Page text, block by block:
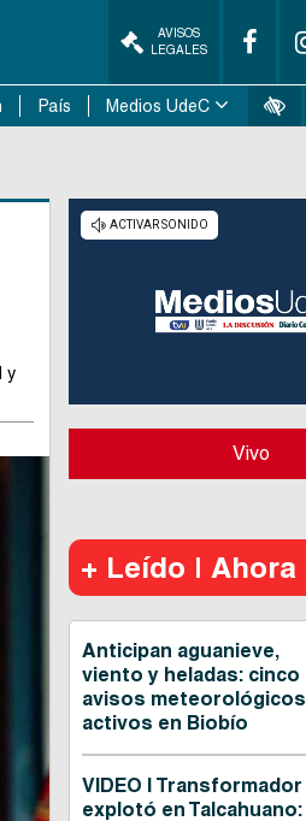
AVISOS
LEGALES
País Medios UdeC
y
Vivo
+ Leído | Ahora
Anticipan aguanieve,
viento y heladas: cinco
avisos meteorológicos
activos en Biobío
VIDEO | Transformador
explotó en Talcahuano: